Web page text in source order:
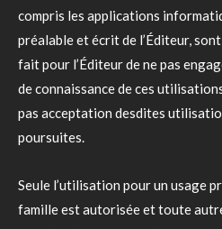
compris les applications
préalable et écrit de l’Éditeur,
fait pour l’Éditeur de ne pas
de connaissance de ces
pas acceptation desdites
poursuites.
Seule l’utilisation pour un usage
famille est autorisée et toute